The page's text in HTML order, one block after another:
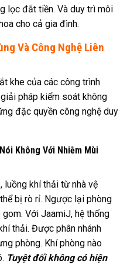
lọc đắt tiền. Và duy trì môi
cho cả gia đình.
Và Công Nghệ Liên
khe của các công trình
pháp kiểm soát không
đặc quyền công nghệ duy
Không Với Nhiễm Mùi
luồng khí thải từ nhà vệ
bị rò rỉ. Ngược lại phòng
Với JaamiJ, hệ thống
thải. Được phân nhánh
phòng. Khí phòng nào
Tuyệt đối không có hiện